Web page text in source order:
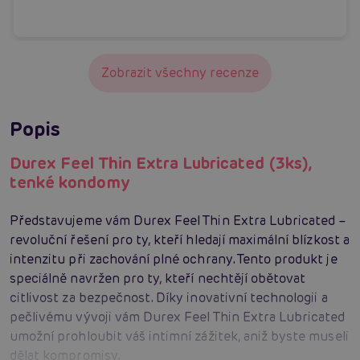
Zobrazit všechny recenze
Popis
Durex Feel Thin Extra Lubricated (3ks),
tenké kondomy
Představujeme vám Durex Feel Thin Extra Lubricated –
revoluční řešení pro ty, kteří hledají maximální blízkost a
intenzitu při zachování plné ochrany. Tento produkt je
speciálně navržen pro ty, kteří nechtějí obětovat
citlivost za bezpečnost. Díky inovativní technologii a
pečlivému vývoji vám Durex Feel Thin Extra Lubricated
umožní prohloubit váš intimní zážitek, aniž byste museli
dělat kompromisy.